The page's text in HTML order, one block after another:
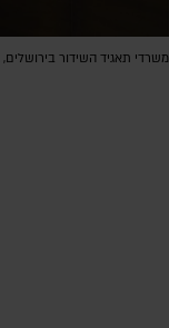
משרדי תאגיד השידור בירושלים, 31 בינואר 2023 | צילום: Olivier Fitoussi/Flash90